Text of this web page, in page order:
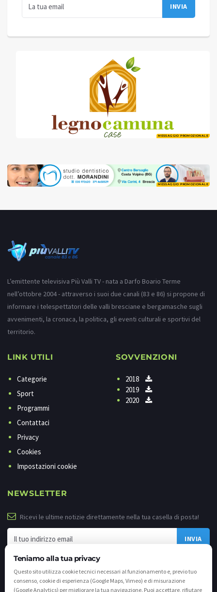
Teniamo alla tua privacy
Questo sito utilizza cookie tecnici necessari al funzionamento e, previo tuo
consenso, cookie di esperienza (Google Maps, Vimeo) e di misurazione
(Google Analytics) per migliorare la tua navigazione. Puoi accettare, rifiutare
MESSAGGIO PROMOZIONALE
MESSAGGIO PROMOZIONALE
L’emittente televisiva Più Valli TV - nata a Darfo Boario Terme
nell’ottobre 2004 - attraverso i suoi due canali (83 e 86) si propone di
informare i telespettatori delle valli bresciane e bergamasche sugli
avvenimenti, la cronaca, la politica, gli eventi culturali e sportivi del
territorio.
LINK UTILI
Categorie
Sport
Programmi
Contattaci
Privacy
Cookies
Impostazioni cookie
SOVVENZIONI
2018
2019
2020
NEWSLETTER
Ricevi le ultime notizie direttamente nella tua casella di posta!